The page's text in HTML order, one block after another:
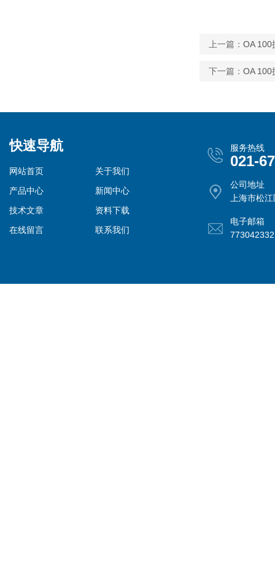
上一篇： OA 100
下一篇： OA 100
快速导航
网站首页
关于我们
产品中心
新闻中心
技术文章
资料下载
在线留言
联系我们
服务热线
021-
公司地址
上海市松
电子邮箱